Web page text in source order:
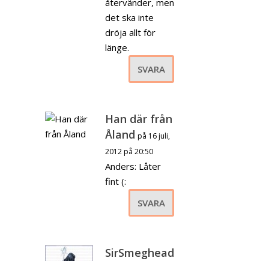
det ska inte
dröja allt för
länge.
SVARA
Han där från
Åland på 16 juli,
2012 på 20:50
Anders: Låter
fint (:
SVARA
SirSmeghead